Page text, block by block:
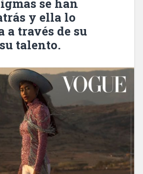
se han
y ella lo
a través de su
talento.